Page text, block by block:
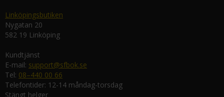
Linköpingsbutiken
Nygatan 20
582 19 Linköping
Kundtjänst
E-mail: support@sfbok.se
Tel: 08–440 00 66
Telefontider: 12-14 måndag-torsdag
Stängt helger